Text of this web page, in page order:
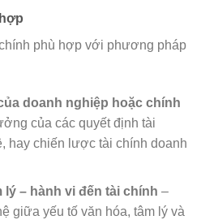
phù hợp với phương pháp
doanh nghiệp hoặc chính
của các quyết định tài
hay chiến lược tài chính doanh
lý – hành vi đến tài chính –
giữa yếu tố văn hóa, tâm lý và